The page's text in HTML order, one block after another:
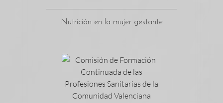
Nutrición en la mujer gestante